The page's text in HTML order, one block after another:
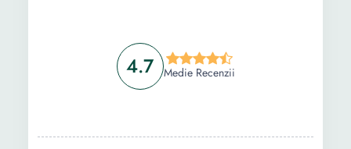
4.7 Medie Recenzii